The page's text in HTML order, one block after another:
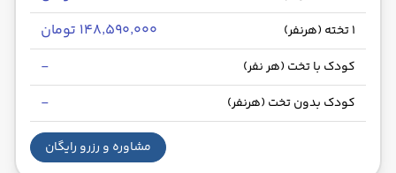
1 تخته (هرنفر) ۱۴۸٬۵۹۰٬۰۰۰ تومان
کودک با تخت (هر نفر) -
کودک بدون تخت (هرنفر) -
مشاوره و رزرو رایگان